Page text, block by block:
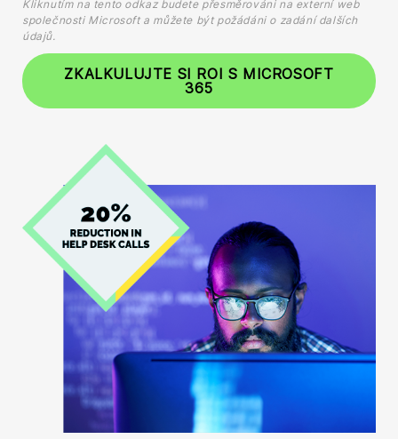
Kliknutím na tento odkaz budete přesměrováni na externí web
společnosti Microsoft a můžete být požádáni o zadání dalších
údajů.
ZKALKULUJTE SI ROI S MICROSOFT
365